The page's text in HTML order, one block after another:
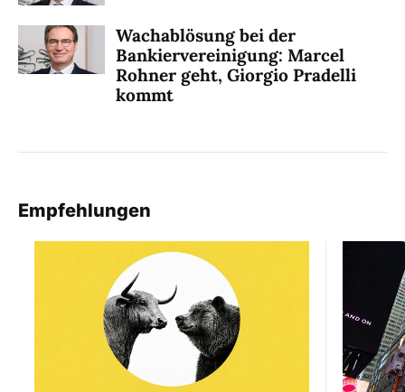
Wachablösung bei der
Bankiervereinigung: Marcel
Rohner geht, Giorgio Pradelli
kommt
Empfehlungen